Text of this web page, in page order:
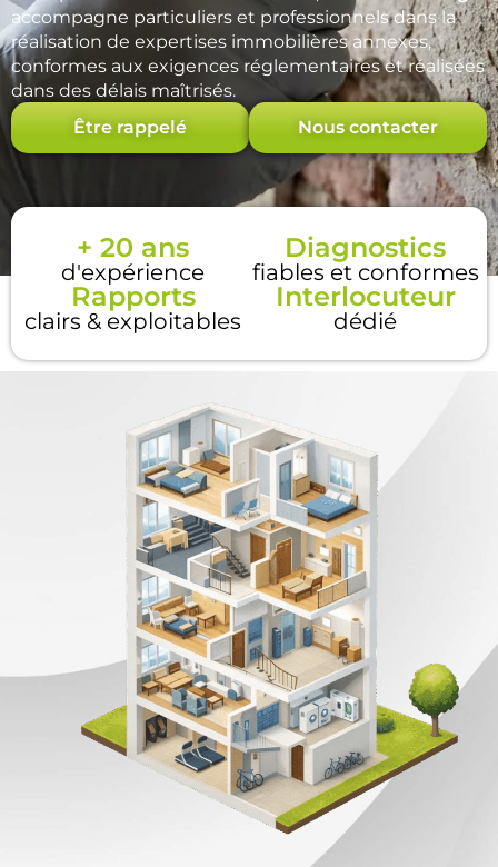
accompagne particuliers et professionnels dans la
réalisation de expertises immobilières annexes,
conformes aux exigences réglementaires et réalisées
dans des délais maîtrisés.
Être rappelé Nous contacter
+ 20 ans
d'expérience
Diagnostics
fiables et conformes
Rapports
clairs & exploitables
Interlocuteur
dédié